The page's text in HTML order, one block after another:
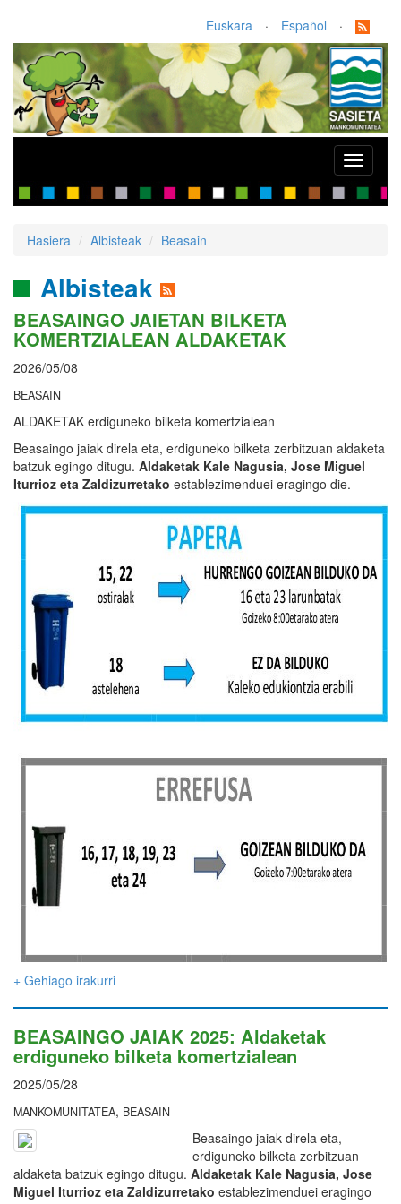
Euskara · Español ·
Toggle
Hasiera Albisteak Beasain
Albisteak
BEASAINGO JAIETAN BILKETA
KOMERTZIALEAN ALDAKETAK
2026/05/08
BEASAIN
ALDAKETAK erdiguneko bilketa komertzialean
Beasaingo jaiak direla eta, erdiguneko bilketa zerbitzuan aldaketa
batzuk egingo ditugu. Aldaketak Kale Nagusia, Jose Miguel
Iturrioz eta Zaldizurretako establezimenduei eragingo die.
+ Gehiago irakurri
BEASAINGO JAIAK 2025: Aldaketak
erdiguneko bilketa komertzialean
2025/05/28
MANKOMUNITATEA, BEASAIN
Beasaingo jaiak direla eta,
erdiguneko bilketa zerbitzuan
aldaketa batzuk egingo ditugu. Aldaketak Kale Nagusia, Jose
Miguel Iturrioz eta Zaldizurretako establezimenduei eragingo